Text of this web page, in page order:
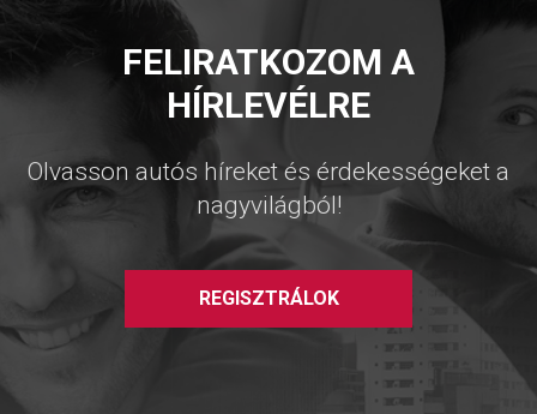
FELIRATKOZOM A
HÍRLEVÉLRE
Olvasson autós híreket és érdekességeket a
nagyvilágból!
REGISZTRÁLOK